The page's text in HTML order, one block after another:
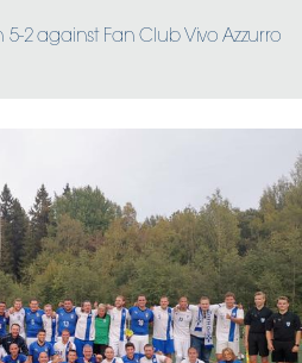
5-2 against Fan Club Vivo Azzurro